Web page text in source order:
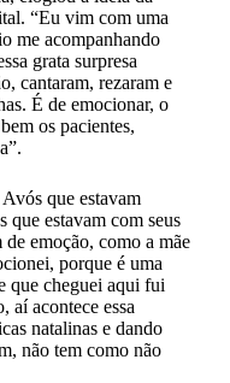
“Eu vim com uma
me acompanhando
grata surpresa
cantaram, rezaram e
É de emocionar, o
os pacientes,
que estavam
que estavam com seus
emoção, como a mãe
porque é uma
que cheguei aqui fui
aí acontece essa
natalinas e dando
não tem como não